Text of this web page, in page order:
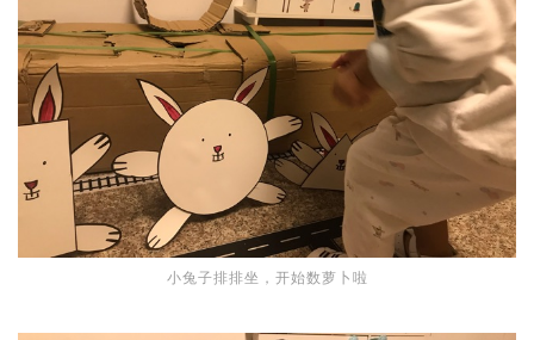
小兔子排排坐，开始数萝卜啦